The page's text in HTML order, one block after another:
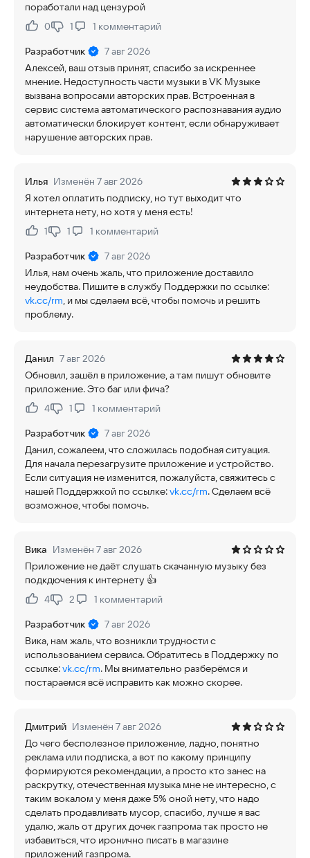
поработали над цензурой
Нравится:
0Не нравится:
1 1 комментарий
Разработчик
7 авг 2026
Алексей, ваш отзыв принят, спасибо за искреннее
мнение. Недоступность части музыки в VK Музыке
вызвана вопросами авторских прав. Встроенная в
сервис система автоматического распознавания аудио
автоматически блокирует контент, если обнаруживает
нарушение авторских прав.
Илья Изменён 7 авг 2026
Я хотел оплатить подписку, но тут выходит что
интернета нету, но хотя у меня есть!
Нравится:
1Не нравится:
1 1 комментарий
Разработчик
7 авг 2026
Илья, нам очень жаль, что приложение доставило
неудобства. Пишите в службу Поддержки по ссылке:
vk.cc/rm, и мы сделаем всё, чтобы помочь и решить
проблему.
Данил 7 авг 2026
Обновил, зашёл в приложение, а там пишут обновите
приложение. Это баг или фича?
Нравится:
4Не нравится:
1 1 комментарий
Разработчик
7 авг 2026
Данил, сожалеем, что сложилась подобная ситуация.
Для начала перезагрузите приложение и устройство.
Если ситуация не изменится, пожалуйста, свяжитесь с
нашей Поддержкой по ссылке:vk.cc/rm. Сделаем всё
возможное, чтобы помочь.
Вика Изменён 7 авг 2026
Приложение не даёт слушать скачанную музыку без
подкдючения к интернету 👍
Нравится:
4Не нравится:
2 1 комментарий
Разработчик
7 авг 2026
Вика, нам жаль, что возникли трудности с
использованием сервиса. Обратитесь в Поддержку по
ссылке:vk.cc/rm. Мы внимательно разберёмся и
постараемся всё исправить как можно скорее.
Дмитрий Изменён 7 авг 2026
До чего бесполезное приложение, ладно, понятно
реклама или подписка, а вот по какому принципу
формируются рекомендации, а просто кто занес на
раскрутку, отечественная музыка мне не интересно, с
таким вокалом у меня даже 5% оной нету, что надо
сделать продавливать мусор, спасибо, лучше я вас
удалю, жаль от других дочек газпрома так просто не
избавиться, что иронично писать в магазине
приложений газпрома.